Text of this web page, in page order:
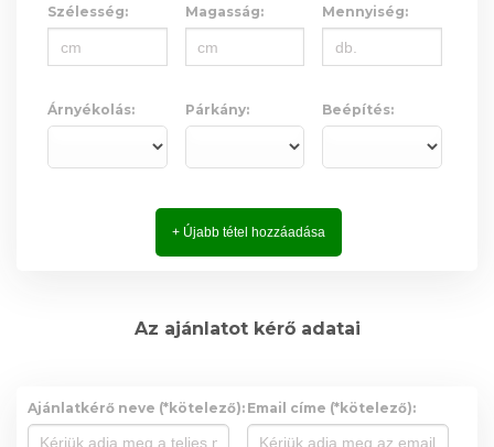
Szélesség: Magasság: Mennyiség:
Árnyékolás: Párkány: Beépítés:
+ Újabb tétel hozzáadása
Az ajánlatot kérő adatai
Ajánlatkérő neve (*kötelező): Email címe (*kötelező):